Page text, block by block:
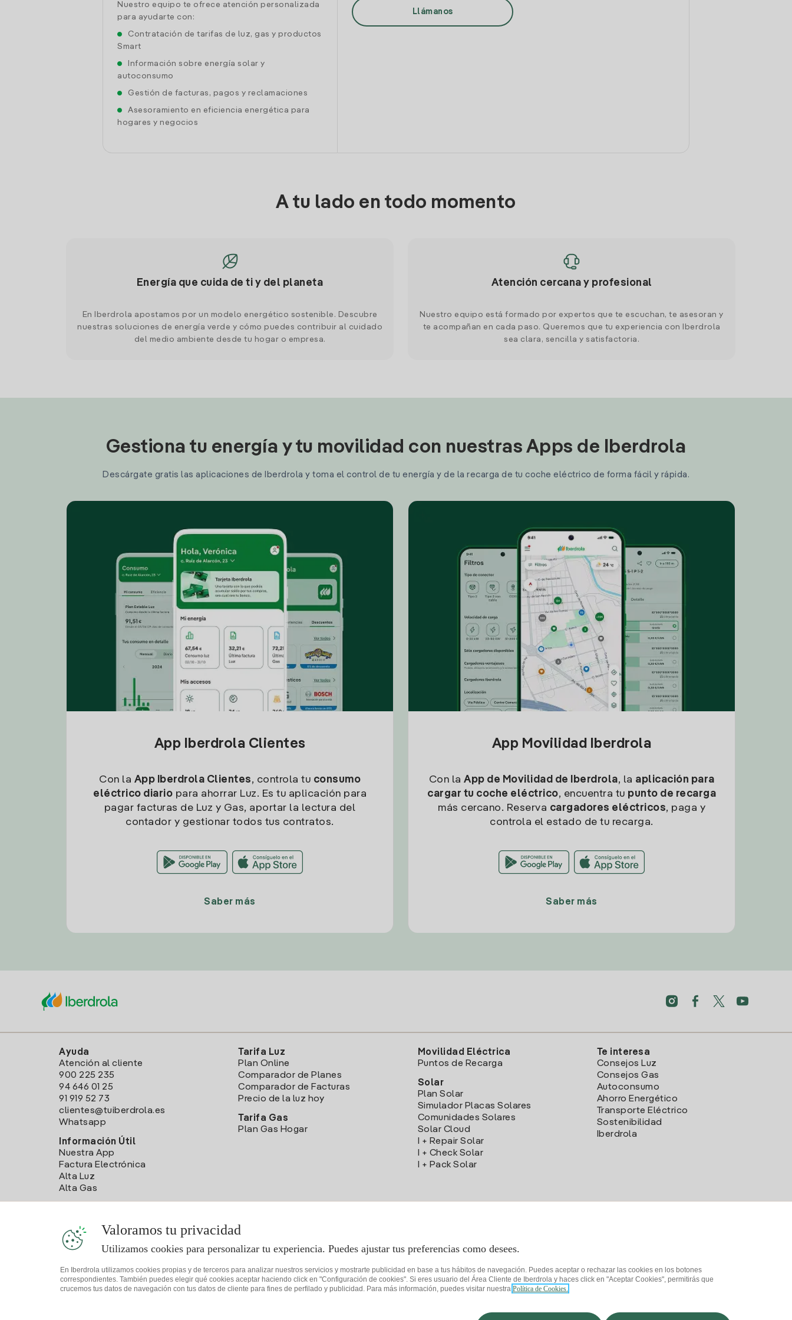
Nuestro equipo te ofrece atención personalizada
para ayudarte con:
Contratación de tarifas de luz, gas y productos
Smart
Información sobre energía solar y
autoconsumo
Gestión de facturas, pagos y reclamaciones
Asesoramiento en eficiencia energética para
hogares y negocios
Llámanos
A tu lado en todo momento
Energía que cuida de ti y del planeta
En Iberdrola apostamos por un modelo energético sostenible. Descubre
nuestras soluciones de energía verde y cómo puedes contribuir al cuidado
del medio ambiente desde tu hogar o empresa.
Atención cercana y profesional
Nuestro equipo está formado por expertos que te escuchan, te asesoran y
te acompañan en cada paso. Queremos que tu experiencia con Iberdrola
sea clara, sencilla y satisfactoria.
Gestiona tu energía y tu movilidad con nuestras Apps de Iberdrola
Descárgate gratis las aplicaciones de Iberdrola y toma el control de tu energía y de la recarga de tu coche eléctrico de forma fácil y rápida.
App Iberdrola Clientes
Con la App Iberdrola Clientes, controla tu consumo
eléctrico diario para ahorrar Luz. Es tu aplicación para
pagar facturas de Luz y Gas, aportar la lectura del
contador y gestionar todos tus contratos.
Saber más
App Movilidad Iberdrola
Con la App de Movilidad de Iberdrola, la aplicación para
cargar tu coche eléctrico, encuentra tu punto de recarga
más cercano. Reserva cargadores eléctricos, paga y
controla el estado de tu recarga.
Saber más
Ayuda
Atención al cliente
900 225 235
94 646 01 25
91 919 52 73
clientes@tuiberdrola.es
Whatsapp
Información Útil
Nuestra App
Factura Electrónica
Alta Luz
Alta Gas
Tarifa Luz
Plan Online
Comparador de Planes
Comparador de Facturas
Precio de la luz hoy
Tarifa Gas
Plan Gas Hogar
Movilidad Eléctrica
Puntos de Recarga
Solar
Plan Solar
Simulador Placas Solares
Comunidades Solares
Solar Cloud
I + Repair Solar
I + Check Solar
I + Pack Solar
Te interesa
Consejos Luz
Consejos Gas
Autoconsumo
Ahorro Energético
Transporte Eléctrico
Sostenibilidad
Iberdrola
Valoramos tu privacidad
Utilizamos cookies para personalizar tu experiencia. Puedes ajustar tus preferencias como desees.
En Iberdrola utilizamos cookies propias y de terceros para analizar nuestros servicios y mostrarte publicidad en base a tus hábitos de navegación. Puedes aceptar o rechazar las cookies en los botones
correspondientes. También puedes elegir qué cookies aceptar haciendo click en "Configuración de cookies". Si eres usuario del Área Cliente de Iberdrola y haces click en "Aceptar Cookies", permitirás que
crucemos tus datos de navegación con tus datos de cliente para fines de perfilado y publicidad. Para más información, puedes visitar nuestra Política de Cookies.